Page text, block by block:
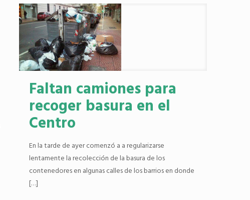
Faltan camiones para
recoger basura en el
Centro
En la tarde de ayer comenzó a a regularizarse
lentamente la recolección de la basura de los
contenedores en algunas calles de los barrios en donde
[…]